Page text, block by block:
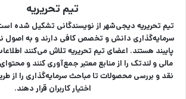
تیم تحریریه
تیم تحریریه دیجی‌شهر از نویسندگانی تشکیل شده
سرمایه‌گذاری دانش و تخصص کافی دارند و به اصول
پایبند هستند. اعضای تیم تحریریه تلاش می‌کنند
مالی و لندتک را از منابع معتبر جمع‌آوری کنند و
نقد و بررسی محصولات تا مباحث سرمایه‌گذاری را از
اختیار کاربران قرار دهند.